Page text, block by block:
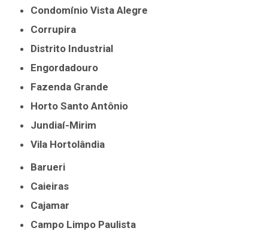
Condomínio Vista Alegre
Corrupira
Distrito Industrial
Engordadouro
Fazenda Grande
Horto Santo Antônio
Jundiaí-Mirim
Vila Hortolândia
Barueri
Caieiras
Cajamar
Campo Limpo Paulista